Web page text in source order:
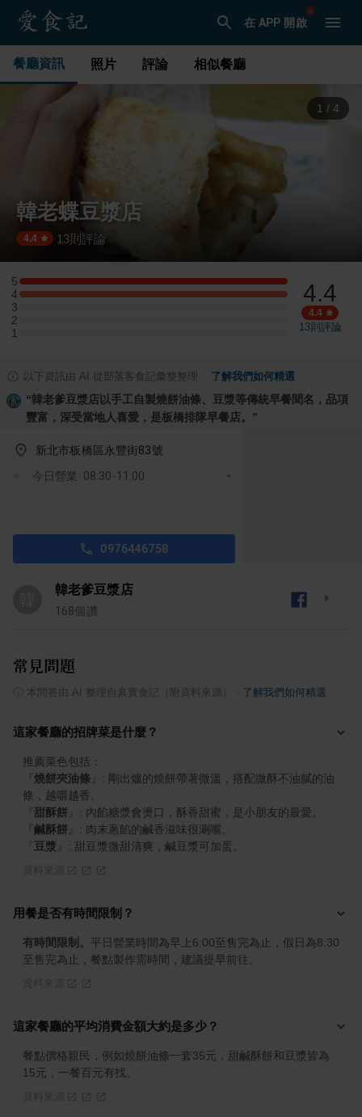
在 APP 開啟
餐廳資訊 照片 評論 相似餐廳
1 / 4
韓老蝶豆漿店
4.4 ·13則評論
5
5 星：2 則評論
4
4 星：2 則評論
3
3 星：0 則評論
2
2 星：0 則評論
1
1 星：0 則評論
4.4
4.4
13則評論
以下資訊由 AI 從部落客食記彙整整理 了解我們如何精選
“韓老爹豆漿店以手工自製燒餅油條、豆漿等傳統早餐聞名，品項
豐富，深受當地人喜愛，是板橋排隊早餐店。 ”
新北市板橋區永豐街83號
今日營業: 08:30-11:00
0976446758
韓老爹豆漿店
168個讚
常見問題
本問答由 AI 整理自真實食記（附資料來源） 了解我們如何精選
這家餐廳的招牌菜是什麼？
燒餅夾油條
: 剛出爐的燒餅帶著微溫，搭配微酥不油膩的油
甜酥餅
鹹酥餅
豆漿 : 甜豆漿微甜清爽，鹹豆漿可加蛋。
用餐是否有時間限制？
有時間限制。 平日營業時間為早上6:00至售完為止，假日為8:30
至售完為止，餐點製作需時間，建議提早前往。
這家餐廳的平均消費金額大約是多少？
餐點價格親民，例如燒餅油條一套35元，甜鹹酥餅和豆漿皆為
15元，一餐百元有找。